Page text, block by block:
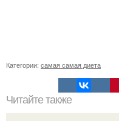
Категории: самая самая диета
Читайте также